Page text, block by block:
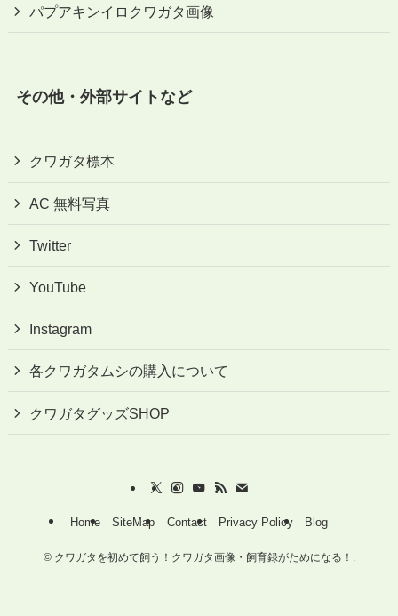
パプアキンイロクワガタ画像
その他・外部サイトなど
クワガタ標本
AC 無料写真
Twitter
YouTube
Instagram
各クワガタムシの購入について
クワガタグッズSHOP
Home SiteMap Contact Privacy Policy Blog
©クワガタを初めて飼う！クワガタ画像・飼育録がためになる！.